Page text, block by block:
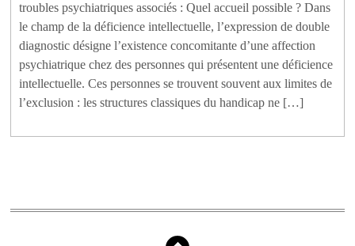
troubles psychiatriques associés : Quel accueil possible ? Dans
le champ de la déficience intellectuelle, l’expression de double
diagnostic désigne l’existence concomitante d’une affection
psychiatrique chez des personnes qui présentent une déficience
intellectuelle. Ces personnes se trouvent souvent aux limites de
l’exclusion : les structures classiques du handicap ne […]